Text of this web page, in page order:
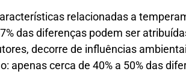
relacionadas a
das diferenças podem ser
decorre de influências
apenas cerca de 40% a 50% das